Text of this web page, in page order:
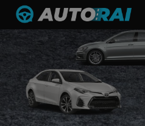
Autonieuws
Podcast
Autotests
Automerken